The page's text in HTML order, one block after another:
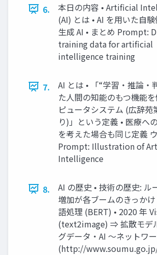
6.
本⽇の内容 • Artificial
(AI) とは • AI を⽤いた⾃
⽣成 AI • まとめ Prompt:
training data for artificial
intelligence training
7.
AI とは • 「“学習・推論・
た⼈間の知能のもつ機能
ピュータシステム (広辞苑
り)」という定義 • 医療へ
を考えた場合も同じ定義
Prompt: Illustration of
Intelligence
8.
AI の歴史 • 技術の歴史:
増加が各ブームのきっか
語処理 (BERT) • 2020 年
(text2image) ⇒ 拡散モデ
グデータ・AI 〜ネットワ
(http://